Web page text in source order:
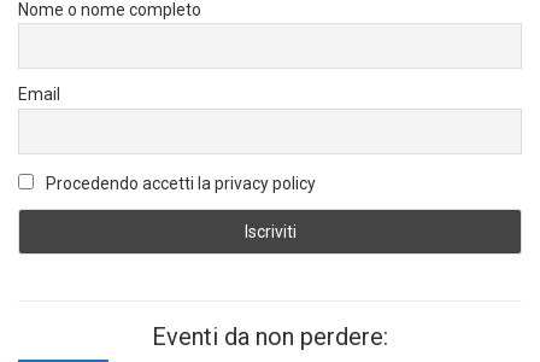
Nome o nome completo
Email
Procedendo accetti la privacy policy
Eventi da non perdere: